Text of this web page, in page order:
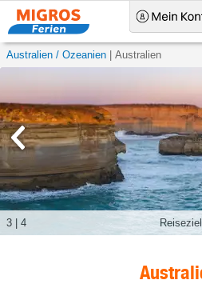
Australien / Ozeanien Australien
3 4